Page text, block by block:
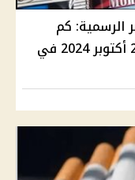
الرسمية: كم
وصلت علبة دخانك المفضلة اليوم 27 أكتوبر 2024 في